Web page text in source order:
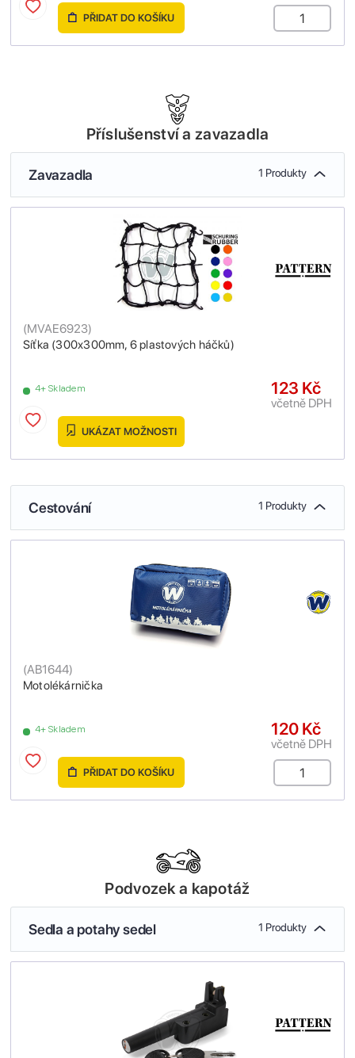
PŘIDAT DO KOŠÍKU
Příslušenství a zavazadla
Zavazadla 1 Produkty
Síťka (300x300mm, 6 plastových háčků)
(MVAE6923)
4+ Skladem 123 Kč
včetně DPH
UKÁZAT MOŽNOSTI
Cestování 1 Produkty
Motolékárnička
(AB1644)
4+ Skladem 120 Kč
včetně DPH
PŘIDAT DO KOŠÍKU
Podvozek a kapotáž
Sedla a potahy sedel 1 Produkty